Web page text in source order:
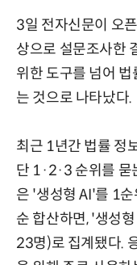
3일 전자신문이 오
상으로 설문조사한
위한 도구를 넘어
는 것으로 나타났다.
최근 1년간 법률 정
단 1·2·3 순위를
은 '생성형 AI'를 1
순 합산하면, '생성
23명)로 집계됐다.